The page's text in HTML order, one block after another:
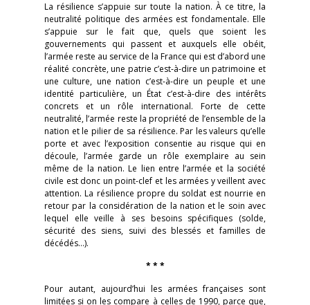
La résilience s’appuie sur toute la nation. À ce titre, la
neutralité politique des armées est fondamentale. Elle
s’appuie sur le fait que, quels que soient les
gouvernements qui passent et auxquels elle obéit,
l’armée reste au service de la France qui est d’abord une
réalité concrète, une patrie c’est-à-dire un patrimoine et
une culture, une nation c’est-à-dire un peuple et une
identité particulière, un État c’est-à-dire des intérêts
concrets et un rôle international. Forte de cette
neutralité, l’armée reste la propriété de l’ensemble de la
nation et le pilier de sa résilience. Par les valeurs qu’elle
porte et avec l’exposition consentie au risque qui en
découle, l’armée garde un rôle exemplaire au sein
même de la nation. Le lien entre l’armée et la société
civile est donc un point-clef et les armées y veillent avec
attention. La résilience propre du soldat est nourrie en
retour par la considération de la nation et le soin avec
lequel elle veille à ses besoins spécifiques (solde,
sécurité des siens, suivi des blessés et familles de
décédés…).
* * *
Pour autant, aujourd’hui les armées françaises sont
limitées si on les compare à celles de 1990, parce que,